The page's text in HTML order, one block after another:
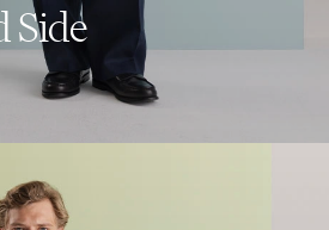
Side